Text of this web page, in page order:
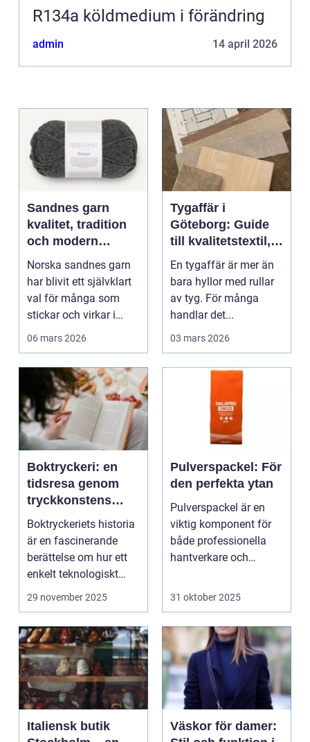
R134a köldmedium i förändring
admin 14 april 2026
Sandnes garn
kvalitet, tradition
och modern
stickglädje
Norska sandnes garn
har blivit ett självklart
val för många som
stickar och virkar i
Sverige. Kombin...
06 mars 2026
Tygaffär i
Göteborg: Guide
till kvalitetstextil,
sömnad och
inredning
En tygaffär är mer än
bara hyllor med rullar
av tyg. För många
handlar det...
03 mars 2026
Boktryckeri: en
tidsresa genom
tryckkonstens
värld
Boktryckeriets historia
är en fascinerande
berättelse om hur ett
enkelt teknologiskt
genom...
29 november 2025
Pulverspackel: För
den perfekta ytan
Pulverspackel är en
viktig komponent för
både professionella
hantverkare och
31 oktober 2025
Italiensk butik
Väskor för damer: